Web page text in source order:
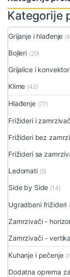
Kategorije
Grijanje i hlađenje
Bojleri (20)
Grijalice i
Klime (42)
Hlađenje (77)
Frižideri i
Frižideri bez
Frižideri sa
Ledomati (5)
Side by Side (14)
Ugradbeni frižideri
Zamrzivači -
Zamrzivači -
Kuhanje i pečenje
Dodatna oprema